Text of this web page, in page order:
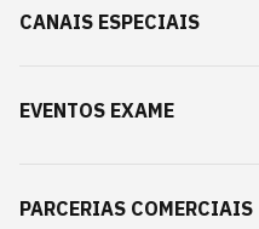
CANAIS ESPECIAIS
EVENTOS EXAME
PARCERIAS COMERCIAIS